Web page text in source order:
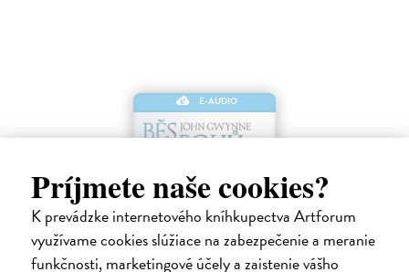
Príjmete naše cookies?
K prevádzke internetového kníhkupectva Artforum
využívame cookies slúžiace na zabezpečenie a meranie
funkčnosti, marketingové účely a zaistenie vášho
E-AUDIO